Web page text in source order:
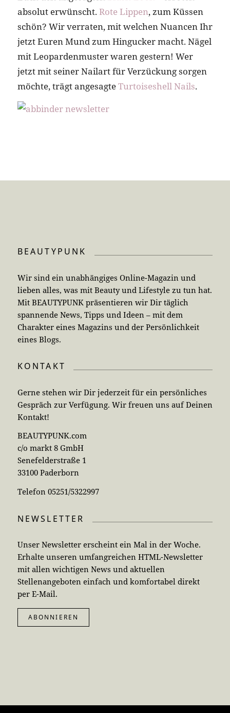
absolut erwünscht. Rote Lippen, zum Küssen
schön? Wir verraten, mit welchen Nuancen Ihr
jetzt Euren Mund zum Hingucker macht. Nägel
mit Leopardenmuster waren gestern! Wer
jetzt mit seiner Nailart für Verzückung sorgen
möchte, trägt angesagteTurtoiseshell Nails.
BEAUTYPUNK
Wir sind ein unabhängiges Online-Magazin und
lieben alles, was mit Beauty und Lifestyle zu tun hat.
Mit BEAUTYPUNK präsentieren wir Dir täglich
spannende News, Tipps und Ideen – mit dem
Charakter eines Magazins und der Persönlichkeit
eines Blogs.
KONTAKT
Gerne stehen wir Dir jederzeit für ein persönliches
Gespräch zur Verfügung. Wir freuen uns auf Deinen
Kontakt!
BEAUTYPUNK.com
c/o markt 8 GmbH
Senefelderstraße 1
33100 Paderborn
Telefon 05251/5322997
NEWSLETTER
Unser Newsletter erscheint ein Mal in der Woche.
Erhalte unseren umfangreichen HTML-Newsletter
mit allen wichtigen News und aktuellen
Stellenangeboten einfach und komfortabel direkt
per E-Mail.
ABONNIEREN